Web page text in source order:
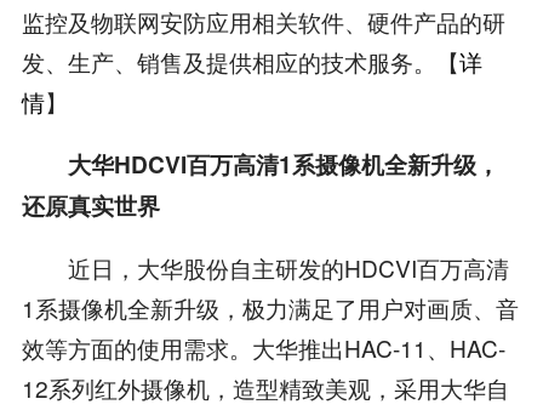
监控及物联网安防应用相关软件、硬件产品的研
发、生产、销售及提供相应的技术服务。【详
情】
大华HDCVI百万高清1系摄像机全新升级，
还原真实世界
近日，大华股份自主研发的HDCVI百万高清
1系摄像机全新升级，极力满足了用户对画质、音
效等方面的使用需求。大华推出HAC-11、HAC-
12系列红外摄像机，造型精致美观，采用大华自